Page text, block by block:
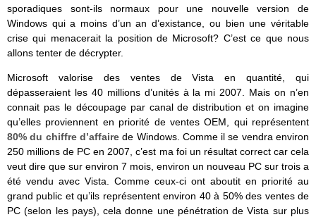
sporadiques sont-ils normaux pour une nouvelle version de
Windows qui a moins d’un an d’existance, ou bien une véritable
crise qui menacerait la position de Microsoft? C’est ce que nous
allons tenter de décrypter.
Microsoft valorise des ventes de Vista en quantité, qui
dépasseraient les 40 millions d’unités à la mi 2007. Mais on n’en
connait pas le découpage par canal de distribution et on imagine
qu’elles proviennent en priorité de ventes OEM, qui représentent
80% du chiffre d’affairede Windows. Comme il se vendra environ
250 millions de PC en 2007, c’est ma foi un résultat correct car cela
veut dire que sur environ 7 mois, environ un nouveau PC sur trois a
été vendu avec Vista. Comme ceux-ci ont aboutit en priorité au
grand public et qu’ils représentent environ 40 à 50% des ventes de
PC (selon les pays), cela donne une pénétration de Vista sur plus